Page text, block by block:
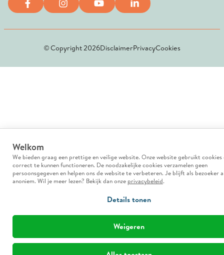
Welkom
We bieden graag een prettige en veilige website. Onze website gebruikt cookies
correct te kunnen functioneren. De noodzakelijke cookies verzamelen geen
persoonsgegeven en helpen ons de website te verbeteren. Je blijft als bezoeker
anoniem. Wil je meer lezen? Bekijk dan onze privacybeleid.
Details tonen
Weigeren
© Copyright 2026DisclaimerPrivacyCookies